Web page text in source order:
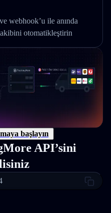
webhook’u ile anında
otomatikleştirin
başlayın
API’sini